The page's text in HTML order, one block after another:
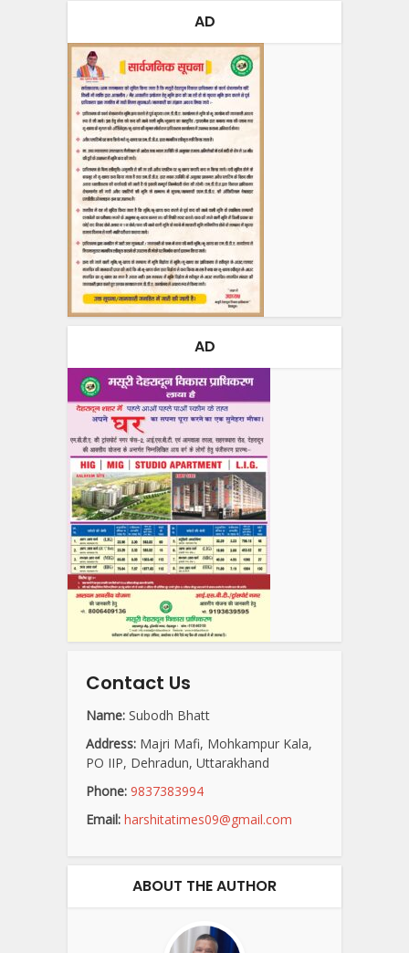
AD
AD
Contact Us
Name: Subodh Bhatt
Address: Majri Mafi, Mohkampur Kala,
PO IIP, Dehradun, Uttarakhand
Phone: 9837383994
Email: harshitatimes09@gmail.com
ABOUT THE AUTHOR